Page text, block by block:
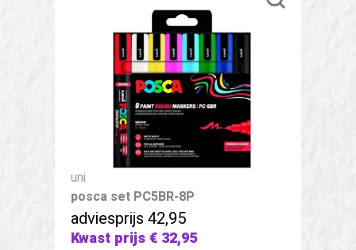
uni
posca set PC5BR-8P
adviesprijs 42,95
Kwast prijs€ 32,95